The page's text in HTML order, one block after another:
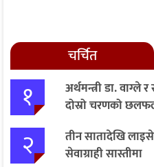
चर्चित
१
अर्थमन्त्री डा. वाग्ले
दोस्रो चरणको
२
तीन सातादेखि
सेवाग्राही सास्तीमा